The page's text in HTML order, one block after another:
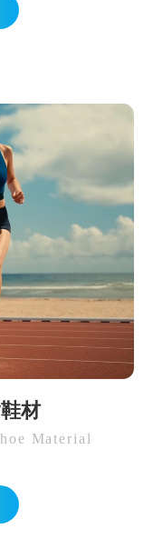
材
Material